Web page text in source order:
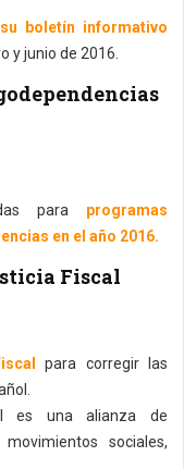
boletín informativo
y junio de 2016.
para programas
en el año 2016.
Fiscal
para corregir las
es una alianza de
sociales,